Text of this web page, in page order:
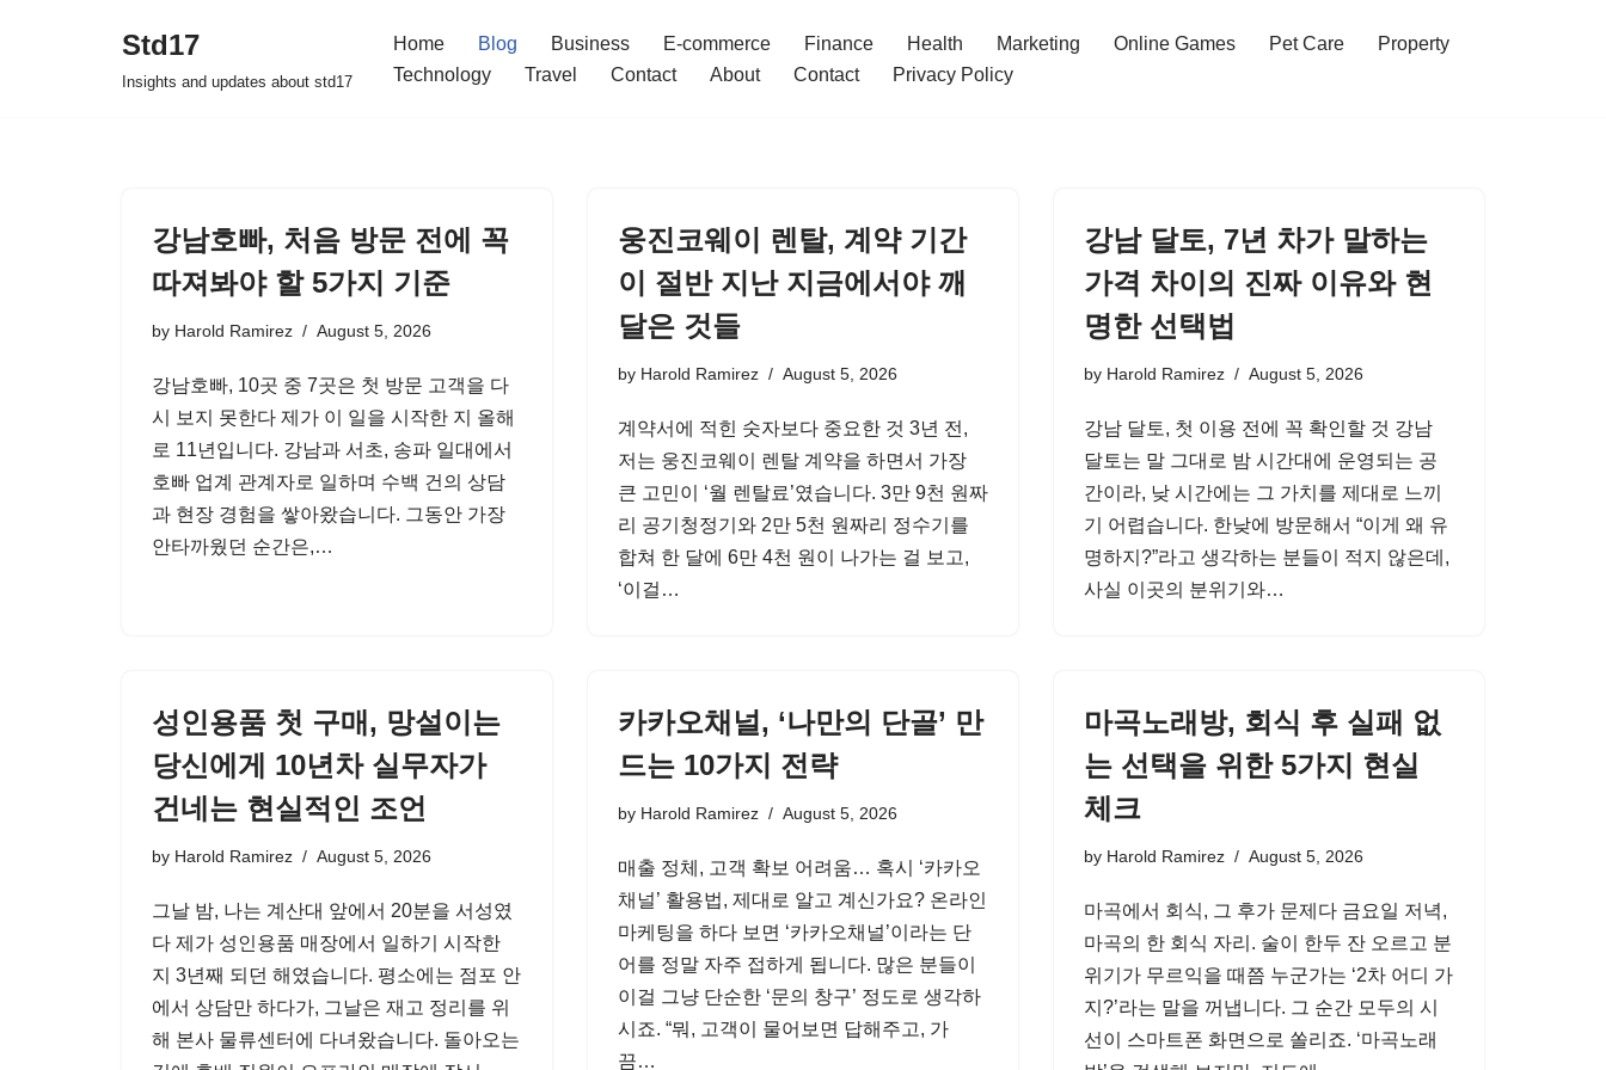
Std17
Insights and updates about std17
Home Blog Business E-commerce Finance Health Marketing Online Games Pet Care
Property
Technology
Travel Contact About Contact Privacy Policy
강남호빠, 처음 방문 전에 꼭
따져봐야 할 5가지 기준
by Harold Ramirez August 5, 2026
강남호빠, 10곳 중 7곳은 첫 방문 고객을 다
시 보지 못한다 제가 이 일을 시작한 지 올해
로 11년입니다. 강남과 서초, 송파 일대에서
호빠 업계 관계자로 일하며 수백 건의 상담
과 현장 경험을 쌓아왔습니다. 그동안 가장
안타까웠던 순간은,…
웅진코웨이 렌탈, 계약 기간
이 절반 지난 지금에서야 깨
달은 것들
by Harold Ramirez August 5, 2026
계약서에 적힌 숫자보다 중요한 것 3년 전,
저는 웅진코웨이 렌탈 계약을 하면서 가장
큰 고민이 ‘월 렌탈료’였습니다. 3만 9천 원짜
리 공기청정기와 2만 5천 원짜리 정수기를
합쳐 한 달에 6만 4천 원이 나가는 걸 보고,
‘이걸…
강남 달토, 7년 차가 말하는
가격 차이의 진짜 이유와 현
명한 선택법
by Harold Ramirez August 5, 2026
강남 달토, 첫 이용 전에 꼭 확인할 것 강남
달토는 말 그대로 밤 시간대에 운영되는 공
간이라, 낮 시간에는 그 가치를 제대로 느끼
기 어렵습니다. 한낮에 방문해서 “이게 왜 유
명하지?”라고 생각하는 분들이 적지 않은데,
사실 이곳의 분위기와…
성인용품 첫 구매, 망설이는
당신에게 10년차 실무자가
건네는 현실적인 조언
by Harold Ramirez August 5, 2026
그날 밤, 나는 계산대 앞에서 20분을 서성였
다 제가 성인용품 매장에서 일하기 시작한
지 3년째 되던 해였습니다. 평소에는 점포 안
에서 상담만 하다가, 그날은 재고 정리를 위
해 본사 물류센터에 다녀왔습니다. 돌아오는
카카오채널, ‘나만의 단골’ 만
드는 10가지 전략
by Harold Ramirez August 5, 2026
매출 정체, 고객 확보 어려움… 혹시 ‘카카오
채널’ 활용법, 제대로 알고 계신가요? 온라인
마케팅을 하다 보면 ‘카카오채널’이라는 단
어를 정말 자주 접하게 됩니다. 많은 분들이
이걸 그냥 단순한 ‘문의 창구’ 정도로 생각하
시죠. “뭐, 고객이 물어보면 답해주고, 가
끔…
마곡노래방, 회식 후 실패 없
는 선택을 위한 5가지 현실
체크
by Harold Ramirez August 5, 2026
마곡에서 회식, 그 후가 문제다 금요일 저녁,
마곡의 한 회식 자리. 술이 한두 잔 오르고 분
위기가 무르익을 때쯤 누군가는 ‘2차 어디 가
지?’라는 말을 꺼냅니다. 그 순간 모두의 시
선이 스마트폰 화면으로 쏠리죠. ‘마곡노래